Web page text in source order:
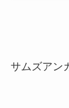
サムズアン